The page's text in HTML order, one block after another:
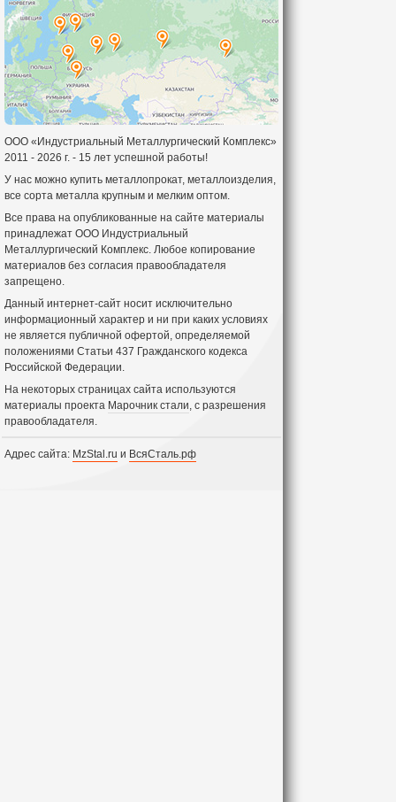
ООО «Индустриальный Металлургический Комплекс»
2011 - 2026 г. - 15 лет успешной работы!
У нас можно купить металлопрокат, металлоизделия,
все сорта металла крупным и мелким оптом.
Все права на опубликованные на сайте материалы
принадлежат ООО Индустриальный
Металлургический Комплекс. Любое копирование
материалов без согласия правообладателя
запрещено.
Данный интернет-сайт носит исключительно
информационный характер и ни при каких условиях
не является публичной офертой, определяемой
положениями Статьи 437 Гражданского кодекса
Российской Федерации.
На некоторых страницах сайта используются
материалы проекта Марочник стали , с разрешения
правообладателя.
Адрес сайта: MzStal.ru и ВсяСталь.рф